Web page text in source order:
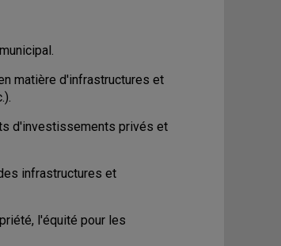
matière d'infrastructures et
d'investissements privés et
infrastructures et
l'équité pour les